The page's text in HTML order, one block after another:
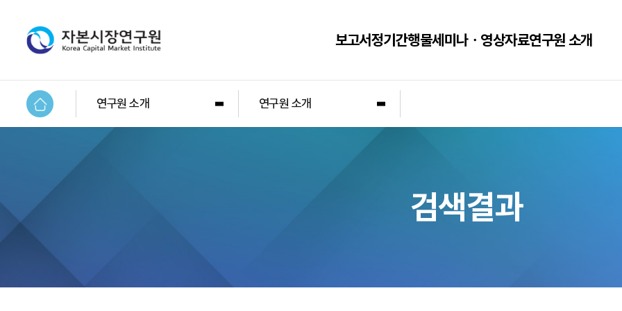
보고서정기간행물세미나ㆍ영상자료연구원 소개
연구원 소개 연구원 소개
검색결과